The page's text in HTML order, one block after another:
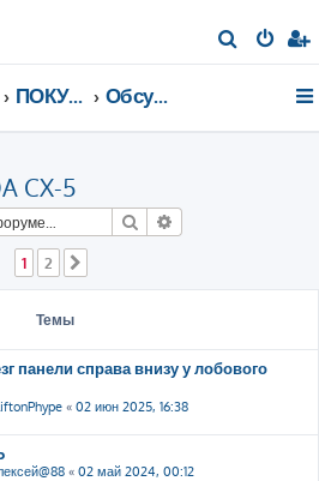
о
ПОКУПКА MAZDA CX-5 Обсуждения MAZDA CX-5
CX-5
Поиск
1 2
Темы
панели справа внизу у лобового
« 02 июн 2025, 16:38
« 02 май 2024, 00:12